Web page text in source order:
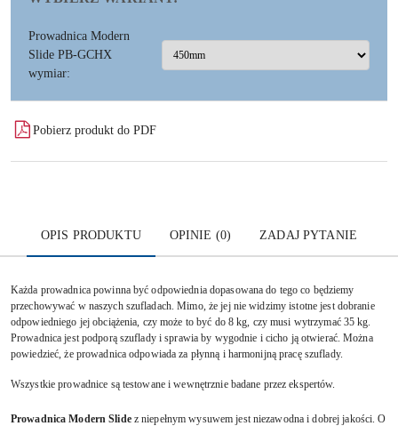
Prowadnica Modern
Slide PB-GCHX
wymiar:
Pobierz produkt do PDF
OPIS PRODUKTU OPINIE (0) ZADAJ PYTANIE
Każda prowadnica powinna być odpowiednia dopasowana do tego co będziemy
przechowywać w naszych szufladach. Mimo, że jej nie widzimy istotne jest dobranie
odpowiedniego jej obciążenia, czy może to być do 8 kg, czy musi wytrzymać 35 kg.
Prowadnica jest podporą szuflady i sprawia by wygodnie i cicho ją otwierać. Można
powiedzieć, że prowadnica odpowiada za płynną i harmonijną pracę szuflady.
Wszystkie prowadnice są testowane i wewnętrznie badane przez ekspertów.
Prowadnica Modern Slidez niepełnym wysuwem jest niezawodna i dobrej jakości. O